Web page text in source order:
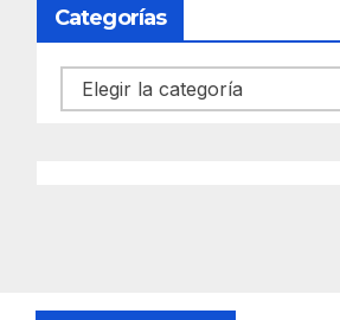
Categorías
Categorías